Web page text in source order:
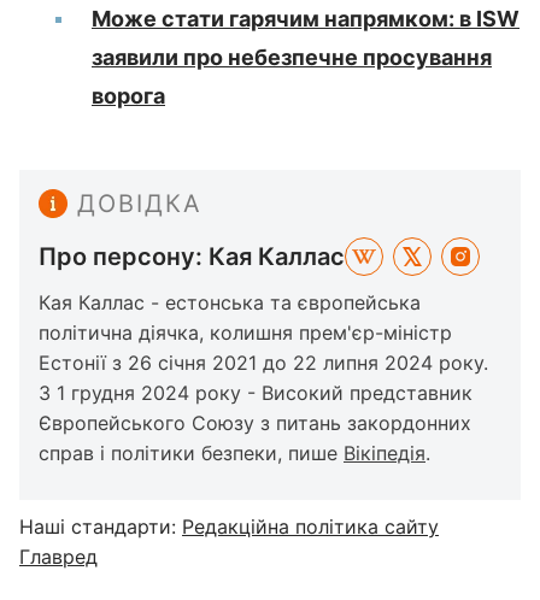
Може стати гарячим напрямком: в ISW
заявили про небезпечне просування
ворога
ДОВІДКА
Про персону: Кая Каллас
Кая Каллас - естонська та європейська
політична діячка, колишня прем'єр-міністр
Естонії з 26 січня 2021 до 22 липня 2024 року.
З 1 грудня 2024 року - Високий представник
Європейського Союзу з питань закордонних
справ і політики безпеки, пише Вікіпедія.
Наші стандарти: Редакційна політика сайту
Главред